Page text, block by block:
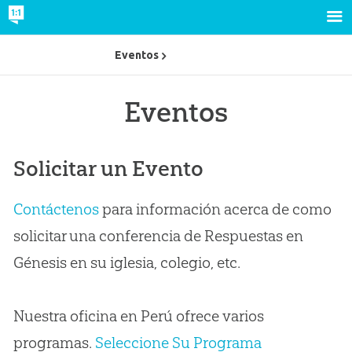
Eventos
Solicitar un Evento
Contáctenospara información acerca de como
solicitar una conferencia de Respuestas en
Génesis en su iglesia, colegio, etc.
Nuestra oficina en Perú ofrece varios
programas. Seleccione Su Programa
Eventos